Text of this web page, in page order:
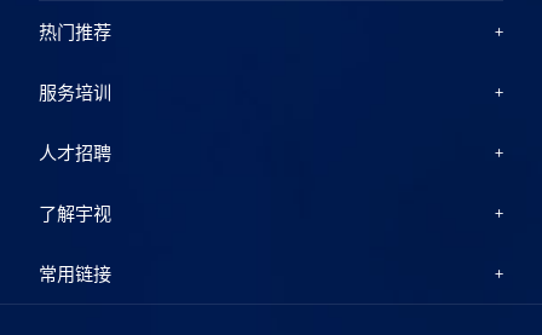
热门推荐
服务培训
人才招聘
了解宇视
常用链接